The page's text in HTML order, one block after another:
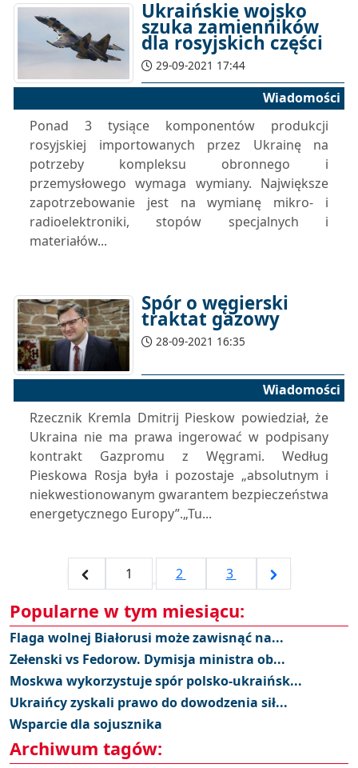
Ukraińskie wojsko
szuka zamienników
dla rosyjskich części
29-09-2021 17:44
Wiadomości
Ponad 3 tysiące komponentów produkcji
rosyjskiej importowanych przez Ukrainę na
potrzeby kompleksu obronnego i
przemysłowego wymaga wymiany. Największe
zapotrzebowanie jest na wymianę mikro- i
radioelektroniki, stopów specjalnych i
materiałów...
Spór o węgierski
traktat gazowy
28-09-2021 16:35
Wiadomości
Rzecznik Kremla Dmitrij Pieskow powiedział, że
Ukraina nie ma prawa ingerować w podpisany
kontrakt Gazpromu z Węgrami. Według
Pieskowa Rosja była i pozostaje „absolutnym i
niekwestionowanym gwarantem bezpieczeństwa
energetycznego Europy”.„Tu...
1 2 3
Popularne w tym miesiącu:
Flaga wolnej Białorusi może zawisnąć na...
Zełenski vs Fedorow. Dymisja ministra ob...
Moskwa wykorzystuje spór polsko-ukraińsk...
Ukraińcy zyskali prawo do dowodzenia sił...
Wsparcie dla sojusznika
Archiwum tagów: